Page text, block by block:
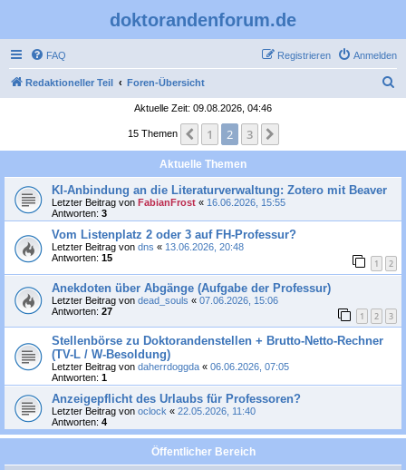
doktorandenforum.de
FAQ Anmelden
Registrieren
Redaktioneller Teil Foren-Übersicht
Aktuelle Zeit: 09.08.2026, 04:46
15 Themen Vorherige
1 2 3
Aktuelle Themen
KI-Anbindung an die Literaturverwaltung: Zotero mit Beaver
Letzter Beitrag von FabianFrost « 16.06.2026, 15:55
Antworten: 3
Vom Listenplatz 2 oder 3 auf FH-Professur?
Letzter Beitrag von dns « 13.06.2026, 20:48
Antworten: 15 1 2
Anekdoten über Abgänge (Aufgabe der Professur)
Letzter Beitrag von dead_souls « 07.06.2026, 15:06
Antworten: 27 1 2 3
Stellenbörse zu Doktorandenstellen + Brutto-Netto-Rechner
(TV-L / W-Besoldung)
Letzter Beitrag von daherrdoggda « 06.06.2026, 07:05
Antworten: 1
Anzeigepflicht des Urlaubs für Professoren?
Letzter Beitrag von oclock « 22.05.2026, 11:40
Antworten: 4
Öffentlicher Bereich